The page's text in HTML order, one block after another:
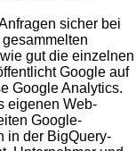
sicher bei
gut die einzelnen
Google auf
Google Analytics.
eigenen Web-
Google-
in der BigQuery-